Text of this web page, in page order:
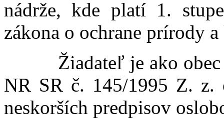
nádrže, kde platí 1.
zákona o ochrane prírody
Žiadateľ je ako obec
NR SR č. 145/1995 Z. z.
neskorších predpisov